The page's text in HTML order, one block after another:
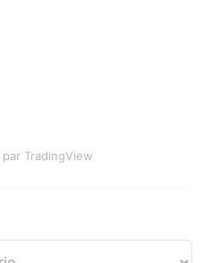
par TradingView